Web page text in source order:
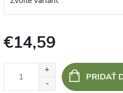
€14,59
PRIDAŤ